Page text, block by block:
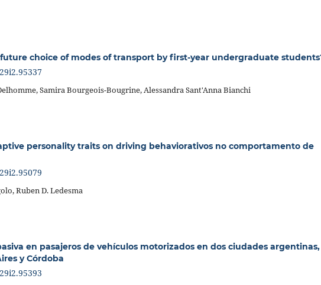
choice of modes of transport by first-year undergraduate
Samira Bourgeois-Bougrine, Alessandra Sant'Anna Bianchi
personality traits on driving behaviorativos no comportamento de
Ruben D. Ledesma
en pasajeros de vehículos motorizados en dos ciudades argentinas,
y Córdoba